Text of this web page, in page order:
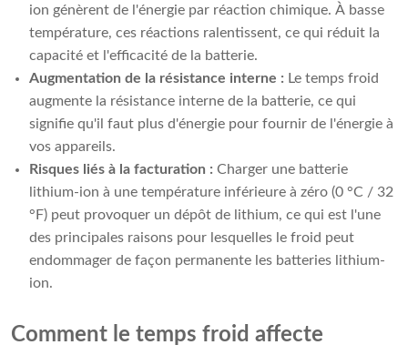
ion génèrent de l'énergie par réaction chimique. À basse
température, ces réactions ralentissent, ce qui réduit la
capacité et l'efficacité de la batterie.
Augmentation de la résistance interne : Le temps froid
augmente la résistance interne de la batterie, ce qui
signifie qu'il faut plus d'énergie pour fournir de l'énergie à
vos appareils.
Risques liés à la facturation : Charger une batterie
lithium-ion à une température inférieure à zéro (0 °C / 32
°F) peut provoquer un dépôt de lithium, ce qui est l'une
des principales raisons pour lesquelles le froid peut
endommager de façon permanente les batteries lithium-
ion.
Comment le temps froid affecte